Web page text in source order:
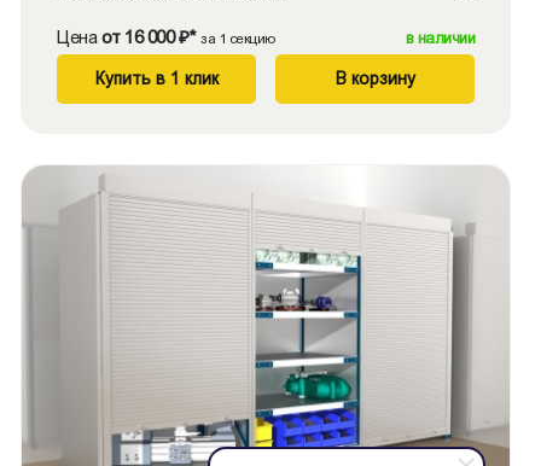
Цена от 16 000 ₽* за 1 секцию в наличии
Купить в 1 клик В корзину